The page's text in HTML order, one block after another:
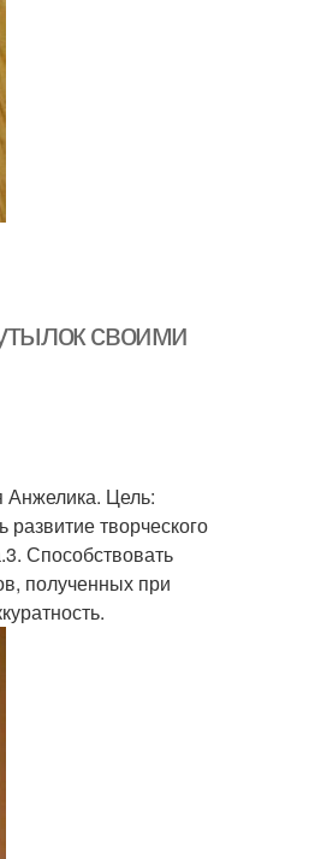
своими
Цель:
творческого
Способствовать
полученных при